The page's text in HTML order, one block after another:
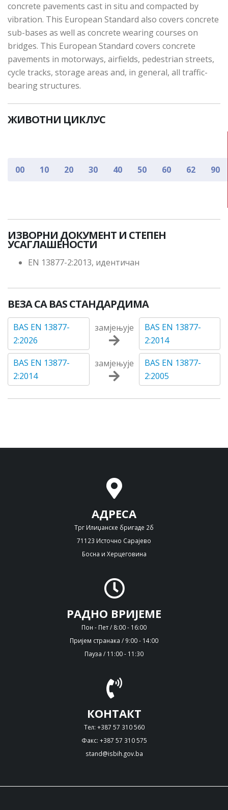
concrete pavements cast in situ and compacted by
vibration. This European Standard also covers concrete
sub-bases as well as concrete wearing courses on
bridges. This European Standard covers concrete
pavements in motorways, airfields, pedestrian streets,
cycle tracks, storage areas and, in general, all traffic-
bearing structures.
ЖИВОТНИ ЦИКЛУС
00 10 20 30 40 50 60 62 90
ИЗВОРНИ ДОКУМЕНТ И СТЕПЕН
УСАГЛАШЕНОСТИ
EN 13877-2:2013, идентичан
ВЕЗА СА BAS СТАНДАРДИМА
BAS EN 13877-
2:2026
замјењује
BAS EN 13877-
2:2014
BAS EN 13877-
2:2014
замјењује
BAS EN 13877-
2:2005
АДРЕСА
Трг Илиџанске бригаде 2б
71123 Источно Сарајево
Босна и Херцеговина
РАДНО ВРИЈЕМЕ
Пон - Пет / 8:00 - 16:00
Пријем странака / 9:00 - 14:00
Пауза / 11:00 - 11:30
КОНТАКТ
Тел: +387 57 310 560
Факс: +387 57 310 575
stand@isbih.gov.ba